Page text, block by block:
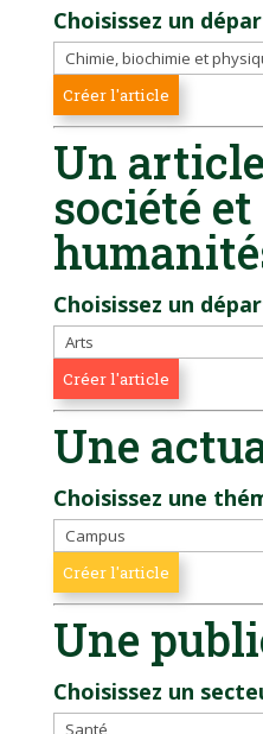
Choisissez un
Un
société et
Choisissez un
Une
Choisissez une
Une
Choisissez un